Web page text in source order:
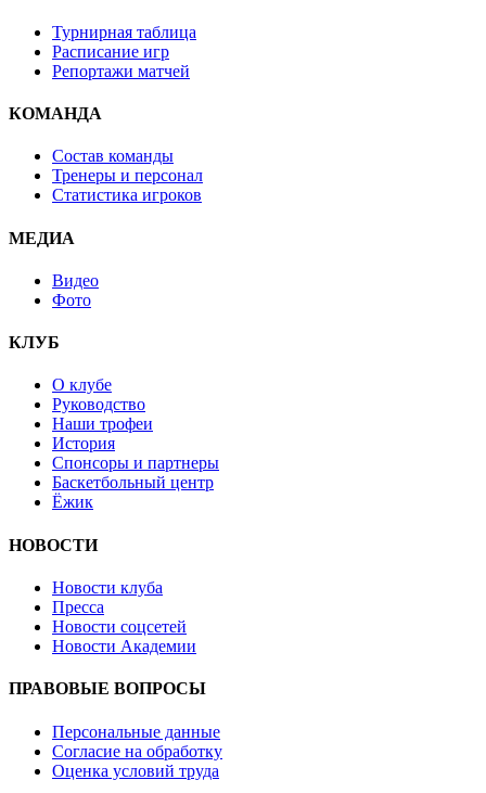
Турнирная таблица
Расписание игр
Репортажи матчей
КОМАНДА
Состав команды
Тренеры и персонал
Статистика игроков
МЕДИА
Видео
Фото
КЛУБ
О клубе
Руководство
Наши трофеи
История
Спонсоры и партнеры
Баскетбольный центр
Ёжик
НОВОСТИ
Новости клуба
Пресса
Новости соцсетей
Новости Академии
ПРАВОВЫЕ ВОПРОСЫ
Персональные данные
Согласие на обработку
Оценка условий труда